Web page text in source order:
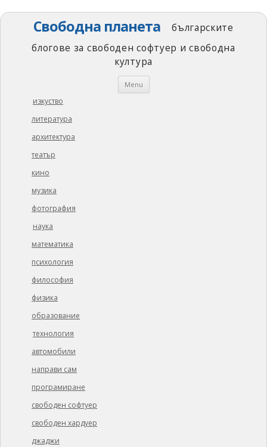
Свободна планета
българските
блогове за свободен софтуер и свободна
култура
Menu Skip
изкуство
литература
архитектура
театър
кино
музика
фотография
наука
математика
психология
философия
физика
образование
технология
автомобили
направи сам
програмиране
свободен софтуер
свободен хардуер
джаджи